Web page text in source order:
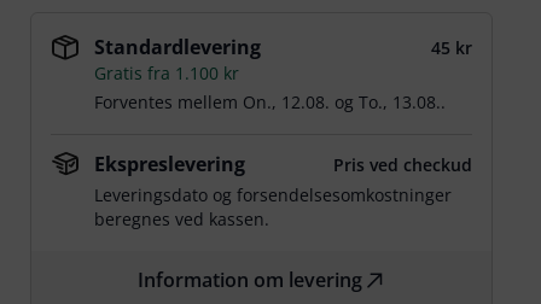
Standardlevering
45 kr
Gratis fra 1.100 kr
Forventes mellem On., 12.08. ogTo., 13.08..
Ekspreslevering
Pris ved checkud
Leveringsdato og forsendelsesomkostninger
beregnes ved kassen.
Information om levering